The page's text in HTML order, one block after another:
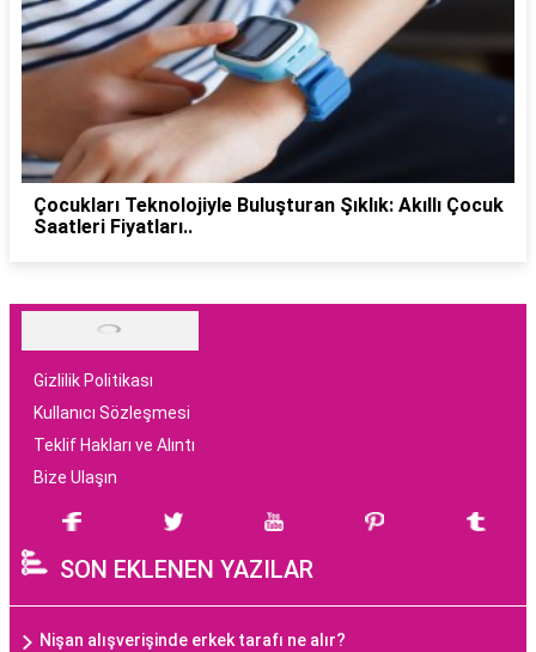
Çocukları Teknolojiyle Buluşturan Şıklık: Akıllı Çocuk
Saatleri Fiyatları..
Gizlilik Politikası
Kullanıcı Sözleşmesi
Teklif Hakları ve Alıntı
Bize Ulaşın
SON EKLENEN YAZILAR
Nişan alışverişinde erkek tarafı ne alır?